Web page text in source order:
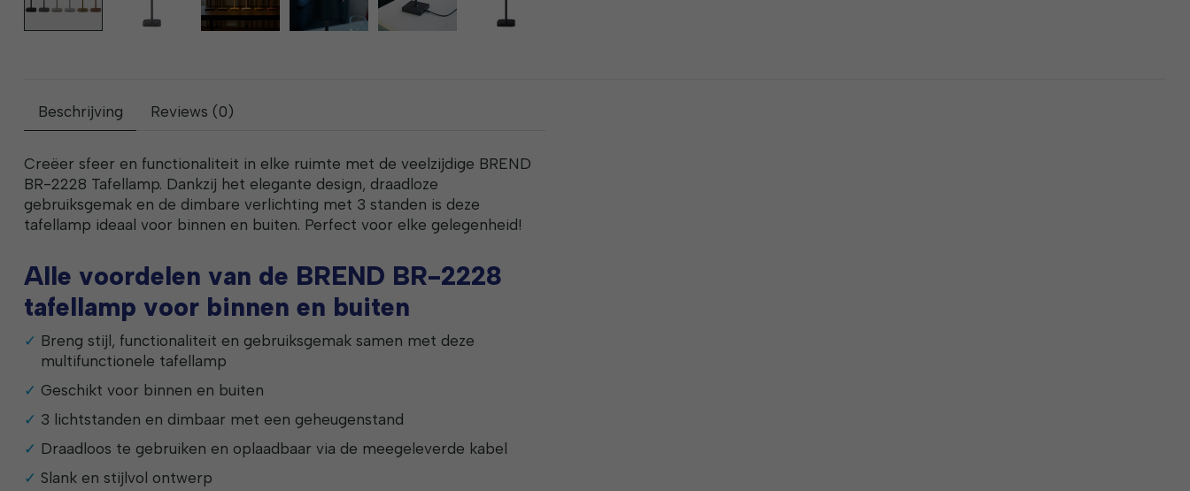
Beschrijving Reviews (0)
Creëer sfeer en functionaliteit in elke ruimte met de veelzijdige BREND
BR-2228 Tafellamp. Dankzij het elegante design, draadloze
gebruiksgemak en de dimbare verlichting met 3 standen is deze
tafellamp ideaal voor binnen en buiten. Perfect voor elke gelegenheid!
Alle voordelen van de BREND BR-2228
tafellamp voor binnen en buiten
Breng stijl, functionaliteit en gebruiksgemak samen met deze
multifunctionele tafellamp
Geschikt voor binnen en buiten
3 lichtstanden en dimbaar met een geheugenstand
Draadloos te gebruiken en oplaadbaar via de meegeleverde kabel
Slank en stijlvol ontwerp